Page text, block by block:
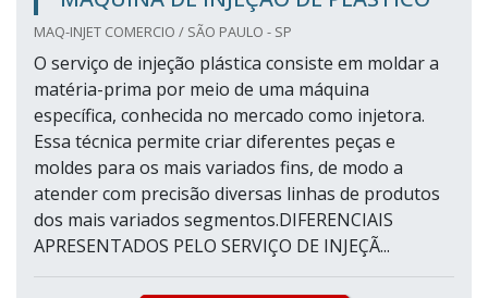
MAQ-INJET COMERCIO / SÃO PAULO - SP
O serviço de injeção plástica consiste em moldar a
matéria-prima por meio de uma máquina
específica, conhecida no mercado como injetora.
Essa técnica permite criar diferentes peças e
moldes para os mais variados fins, de modo a
atender com precisão diversas linhas de produtos
dos mais variados segmentos.DIFERENCIAIS
APRESENTADOS PELO SERVIÇO DE INJEÇÃ...